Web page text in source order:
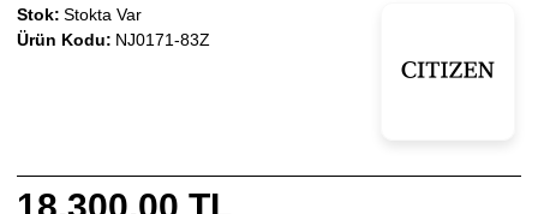
Stok: Stokta Var
Ürün Kodu: NJ0171-83Z